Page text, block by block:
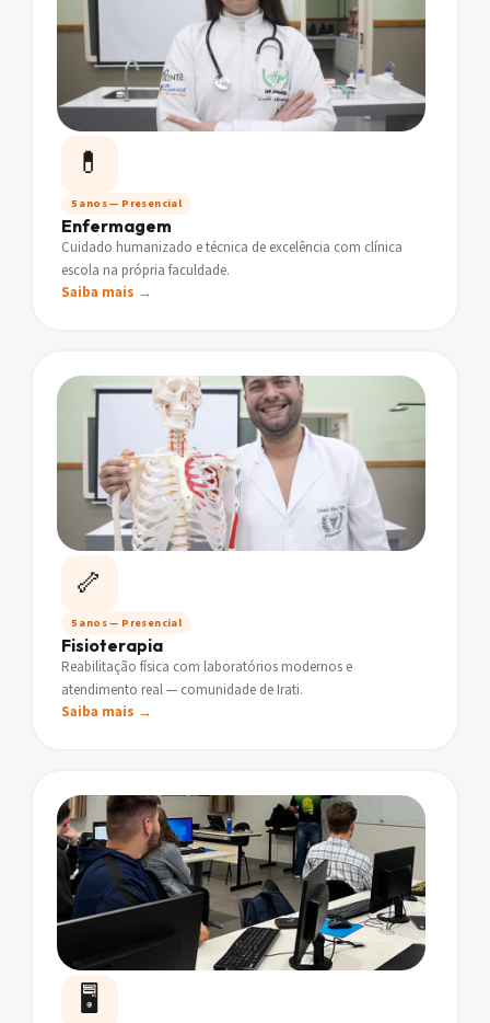
💊
5 anos — Presencial
Enfermagem
Cuidado humanizado e técnica de excelência com clínica
escola na própria faculdade.
Saiba mais →
🦴
5 anos — Presencial
Fisioterapia
Reabilitação física com laboratórios modernos e
atendimento real — comunidade de Irati.
Saiba mais →
🖥️